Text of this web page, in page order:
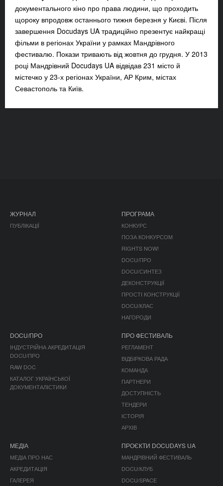
документального кіно про права людини, що проходить
щороку впродовж останнього тижня березня у Києві. Після
завершення Docudays UA традиційно презентує найкращі
фільми в регіонах України у рамках Мандрівного
фестивалю. Покази тривають від жовтня до грудня. У 2013
році Мандрівний Docudays UA відвідав 231 місто й
містечко у 23-х регіонах України, АР Крим, містах
Севастополь та Київ.
ЖУРНАЛ
ПУБЛІКАЦІЇ
ПРОГРАМА
КОНКУРС
ПОЗА КОНКУРСОМ
RIGHTS NOW!
DOCU/ПРО
DOCU/СИНТЕЗ
ДЕКОНСТРУКЦІЇ
ПРОСТІ КОНСТРУКЦІЇ
DOCU/КЛАС
НАГОРОДИ
DOCU/ПРО
ІНДУСТРІЙНА АКРЕДИТАЦІЯ
DOCU/ПРО
RAW DOC
КАТАЛОГ УКРАЇНСЬКОЇ
ДОКУМЕНТАЛІСТИКИ
ПРО ФЕСТИВАЛЬ
РЕГЛАМЕНТ
ВІДБІРКОВА РАДА
КОМАНДА
ПАРТНЕРИ
ДОСТУПНІСТЬ
ТЕНДЕРИ
ІСТОРІЯ
АРХІВ
МЕДІА
МЕДІА ПРО НАС
АКРЕДИТАЦІЯ
ГАЛЕРЕЯ
ПРОЄКТИ DOCUDAYS UA
МАНДРІВНИЙ ФЕСТИВАЛЬ
DOCU/КЛУБ
DOCU/SPACE